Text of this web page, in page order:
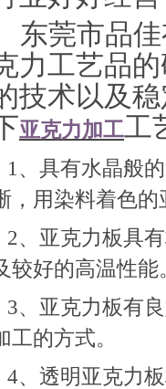
东莞市品佳
力工艺品
技术以及
亚克力加工工
1、具有水晶般
，用染料着色
2、亚克力板具
较好的高温性能
3、亚克力板有
工的方式。
4、透明亚克力